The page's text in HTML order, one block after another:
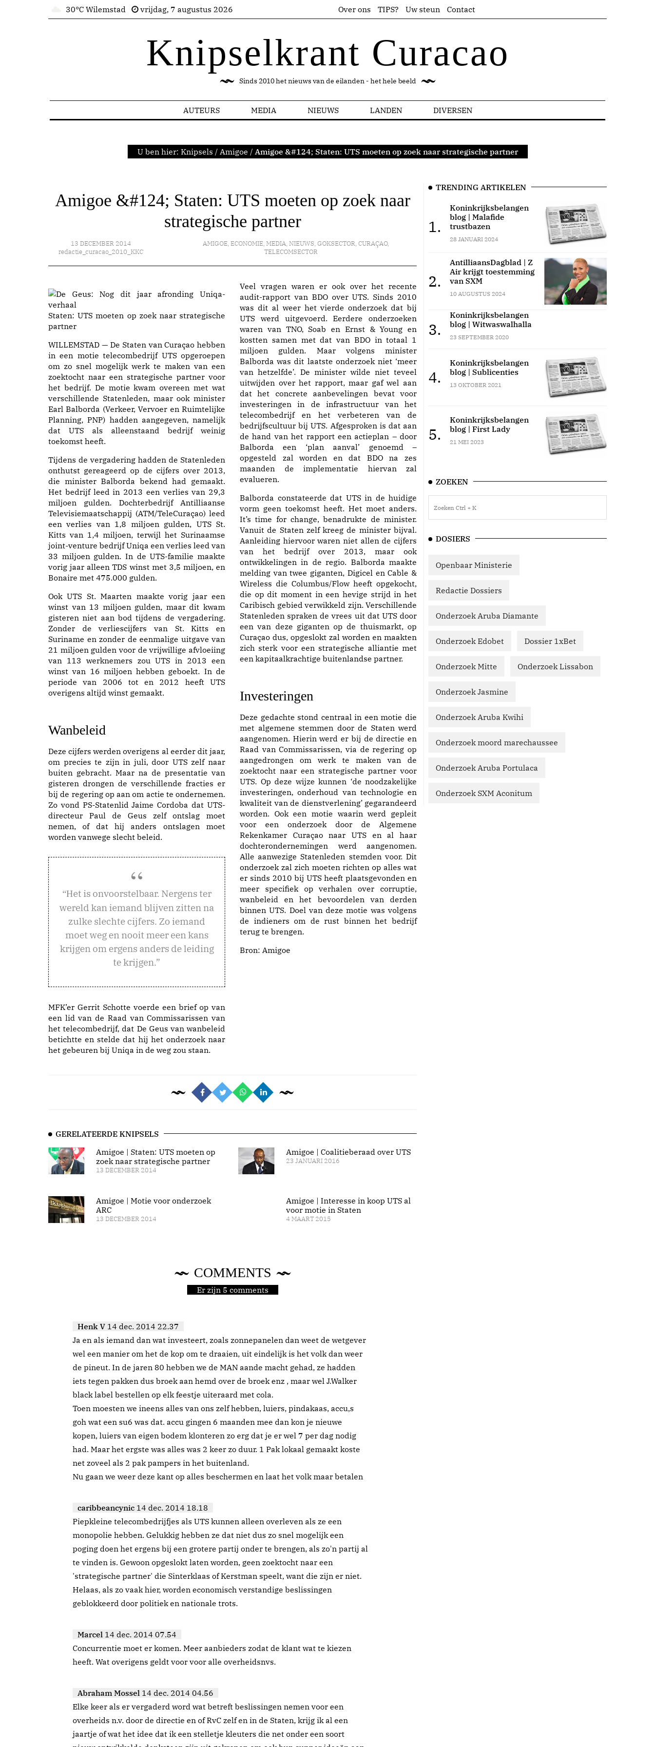
30°C Wilemstad vrijdag, 7 augustus 2026 Over ons TIPS? Uw steun Contact
Knipselkrant Curacao
Sinds 2010 het nieuws van de eilanden - het hele beeld
AUTEURS MEDIA NIEUWS LANDEN DIVERSEN
U ben hier: Knipsels / Amigoe / Amigoe &#124; Staten: UTS moeten op zoek naar strategische partner
Amigoe &#124; Staten: UTS moeten op zoek naar
strategische partner
13 DECEMBER 2014
redactie_curacao_2010_KKC
AMIGOE, ECONOMIE, MEDIA, NIEUWS, GOKSECTOR, CURAÇAO,
TELECOMSECTOR
Staten: UTS moeten op zoek naar strategische
partner
WILLEMSTAD — De Staten van Curaçao hebben
in een motie telecombedrijf UTS opgeroepen
om zo snel mogelijk werk te maken van een
zoektocht naar een strategische partner voor
het bedrijf. De motie kwam overeen met wat
verschillende Statenleden, maar ook minister
Earl Balborda (Verkeer, Vervoer en Ruimtelijke
Planning, PNP) hadden aangegeven, namelijk
dat UTS als alleenstaand bedrijf weinig
toekomst heeft.
Tijdens de vergadering hadden de Statenleden
onthutst gereageerd op de cijfers over 2013,
die minister Balborda bekend had gemaakt.
Het bedrijf leed in 2013 een verlies van 29,3
miljoen gulden. Dochterbedrijf Antilliaanse
Televisiemaatschappij (ATM/TeleCuraçao) leed
een verlies van 1,8 miljoen gulden, UTS St.
Kitts van 1,4 miljoen, terwijl het Surinaamse
joint-venture bedrijf Uniqa een verlies leed van
33 miljoen gulden. In de UTS-familie maakte
vorig jaar alleen TDS winst met 3,5 miljoen, en
Bonaire met 475.000 gulden.
Ook UTS St. Maarten maakte vorig jaar een
winst van 13 miljoen gulden, maar dit kwam
gisteren niet aan bod tijdens de vergadering.
Zonder de verliescijfers van St. Kitts en
Suriname en zonder de eenmalige uitgave van
21 miljoen gulden voor de vrijwillige afvloeiing
van 113 werknemers zou UTS in 2013 een
winst van 16 miljoen hebben geboekt. In de
periode van 2006 tot en 2012 heeft UTS
overigens altijd winst gemaakt.
Wanbeleid
Deze cijfers werden overigens al eerder dit jaar,
om precies te zijn in juli, door UTS zelf naar
buiten gebracht. Maar na de presentatie van
gisteren drongen de verschillende fracties er
bij de regering op aan om actie te ondernemen.
Zo vond PS-Statenlid Jaime Cordoba dat UTS-
directeur Paul de Geus zelf ontslag moet
nemen, of dat hij anders ontslagen moet
worden vanwege slecht beleid.
“Het is onvoorstelbaar. Nergens ter
wereld kan iemand blijven zitten na
zulke slechte cijfers. Zo iemand
moet weg en nooit meer een kans
krijgen om ergens anders de leiding
te krijgen.”
MFK’er Gerrit Schotte voerde een brief op van
een lid van de Raad van Commissarissen van
het telecombedrijf, dat De Geus van wanbeleid
betichtte en stelde dat hij het onderzoek naar
het gebeuren bij Uniqa in de weg zou staan.
Veel vragen waren er ook over het recente
audit-rapport van BDO over UTS. Sinds 2010
was dit al weer het vierde onderzoek dat bij
UTS werd uitgevoerd. Eerdere onderzoeken
waren van TNO, Soab en Ernst & Young en
kostten samen met dat van BDO in totaal 1
miljoen gulden. Maar volgens minister
Balborda was dit laatste onderzoek niet ‘meer
van hetzelfde’. De minister wilde niet teveel
uitwijden over het rapport, maar gaf wel aan
dat het concrete aanbevelingen bevat voor
investeringen in de infrastructuur van het
telecombedrijf en het verbeteren van de
bedrijfscultuur bij UTS. Afgesproken is dat aan
de hand van het rapport een actieplan – door
Balborda een ‘plan aanval’ genoemd –
opgesteld zal worden en dat BDO na zes
maanden de implementatie hiervan zal
evalueren.
Balborda constateerde dat UTS in de huidige
vorm geen toekomst heeft. Het moet anders.
It’s time for change, benadrukte de minister.
Vanuit de Staten zelf kreeg de minister bijval.
Aanleiding hiervoor waren niet allen de cijfers
van het bedrijf over 2013, maar ook
ontwikkelingen in de regio. Balborda maakte
melding van twee giganten, Digicel en Cable &
Wireless die Columbus/Flow heeft opgekocht,
die op dit moment in een hevige strijd in het
Caribisch gebied verwikkeld zijn. Verschillende
Statenleden spraken de vrees uit dat UTS door
een van deze giganten op de thuismarkt, op
Curaçao dus, opgeslokt zal worden en maakten
zich sterk voor een strategische alliantie met
een kapitaalkrachtige buitenlandse partner.
Investeringen
Deze gedachte stond centraal in een motie die
met algemene stemmen door de Staten werd
aangenomen. Hierin werd er bij de directie en
Raad van Commissarissen, via de regering op
aangedrongen om werk te maken van de
zoektocht naar een strategische partner voor
UTS. Op deze wijze kunnen ‘de noodzakelijke
investeringen, onderhoud van technologie en
kwaliteit van de dienstverlening’ gegarandeerd
worden. Ook een motie waarin werd gepleit
voor een onderzoek door de Algemene
Rekenkamer Curaçao naar UTS en al haar
dochterondernemingen werd aangenomen.
Alle aanwezige Statenleden stemden voor. Dit
onderzoek zal zich moeten richten op alles wat
er sinds 2010 bij UTS heeft plaatsgevonden en
meer specifiek op verhalen over corruptie,
wanbeleid en het bevoordelen van derden
binnen UTS. Doel van deze motie was volgens
de indieners om de rust binnen het bedrijf
terug te brengen.
Bron: Amigoe
GERELATEERDE KNIPSELS
Amigoe | Staten: UTS moeten op
zoek naar strategische partner
13 DECEMBER 2014
Amigoe | Motie voor onderzoek
ARC
13 DECEMBER 2014
Amigoe | Coalitieberaad over UTS
23 JANUARI 2016
Amigoe | Interesse in koop UTS al
voor motie in Staten
4 MAART 2015
COMMENTS
Er zijn 5 comments
Henk V 14 dec. 2014 22.37
Ja en als iemand dan wat investeert, zoals zonnepanelen dan weet de wetgever
wel een manier om het de kop om te draaien, uit eindelijk is het volk dan weer
de pineut. In de jaren 80 hebben we de MAN aande macht gehad, ze hadden
iets tegen pakken dus broek aan hemd over de broek enz , maar wel J.Walker
black label bestellen op elk feestje uiteraard met cola.
Toen moesten we ineens alles van ons zelf hebben, luiers, pindakaas, accu,s
goh wat een su6 was dat. accu gingen 6 maanden mee dan kon je nieuwe
kopen, luiers van eigen bodem klonteren zo erg dat je er wel 7 per dag nodig
had. Maar het ergste was alles was 2 keer zo duur. 1 Pak lokaal gemaakt koste
net zoveel als 2 pak pampers in het buitenland.
Nu gaan we weer deze kant op alles beschermen en laat het volk maar betalen
caribbeancynic 14 dec. 2014 18.18
Piepkleine telecombedrijfjes als UTS kunnen alleen overleven als ze een
monopolie hebben. Gelukkig hebben ze dat niet dus zo snel mogelijk een
poging doen het ergens bij een grotere partij onder te brengen, als zo'n partij al
te vinden is. Gewoon opgeslokt laten worden, geen zoektocht naar een
'strategische partner' die Sinterklaas of Kerstman speelt, want die zijn er niet.
Helaas, als zo vaak hier, worden economisch verstandige beslissingen
geblokkeerd door politiek en nationale trots.
Marcel 14 dec. 2014 07.54
Concurrentie moet er komen. Meer aanbieders zodat de klant wat te kiezen
heeft. Wat overigens geldt voor voor alle overheidsnvs.
Abraham Mossel 14 dec. 2014 04.56
Elke keer als er vergaderd word wat betreft beslissingen nemen voor een
overheids n.v. door de directie en of RvC zelf en in de Staten, krijg ik al een
jaartje of wat het idee dat ik een stelletje kleuters die net onder een soort
TRENDING ARTIKELEN
1.
Koninkrijksbelangen
blog | Malafide
trustbazen
28 JANUARI 2024
2.
AntilliaansDagblad | Z
Air krijgt toestemming
van SXM
10 AUGUSTUS 2024
3.
Koninkrijksbelangen
blog | Witwaswalhalla
23 SEPTEMBER 2020
4.
Koninkrijksbelangen
blog | Sublicenties
13 OKTOBER 2021
5.
Koninkrijksbelangen
blog | First Lady
21 MEI 2023
ZOEKEN
DOSIERS
Openbaar Ministerie
Redactie Dossiers
Onderzoek Aruba Diamante
Onderzoek Edobet Dossier 1xBet
Onderzoek Mitte Onderzoek Lissabon
Onderzoek Jasmine
Onderzoek Aruba Kwihi
Onderzoek moord marechaussee
Onderzoek Aruba Portulaca
Onderzoek SXM Aconitum